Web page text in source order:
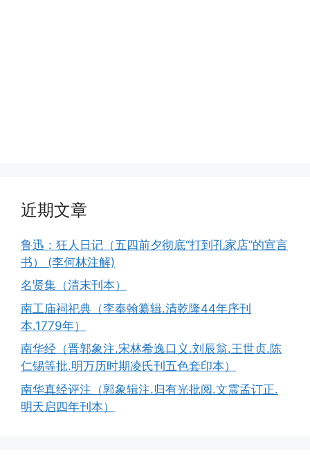
近期文章
鲁迅：狂人日记（五四前夕彻底“打到孔家店”的宣言
书） (李何林注解)
名贤集（清末刊本）
南工庙祠祀典（李奉翰纂辑.清乾隆44年序刊
本.1779年）
南华经（晋郭象注.宋林希逸口义.刘辰翁.王世贞.陈
仁锡等批.明万历时期凌氏刊五色套印本）
南华真经评注（郭象辑注.归有光批阅.文震孟订正.
明天启四年刊本）